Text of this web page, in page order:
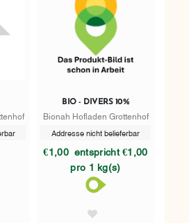
BIO - DIVERS 10%
Bionah Hofladen Grottenhof
Addresse nicht belieferbar
€1,00 entspricht €1,00
pro 1 kg(s)